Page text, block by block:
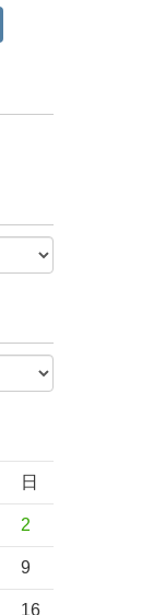
日
2
9
16